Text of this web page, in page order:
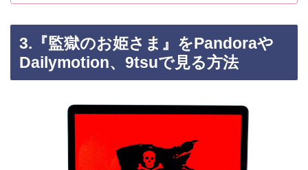
3.『監獄のお姫さま』をPandoraや
Dailymotion、9tsuで見る方法